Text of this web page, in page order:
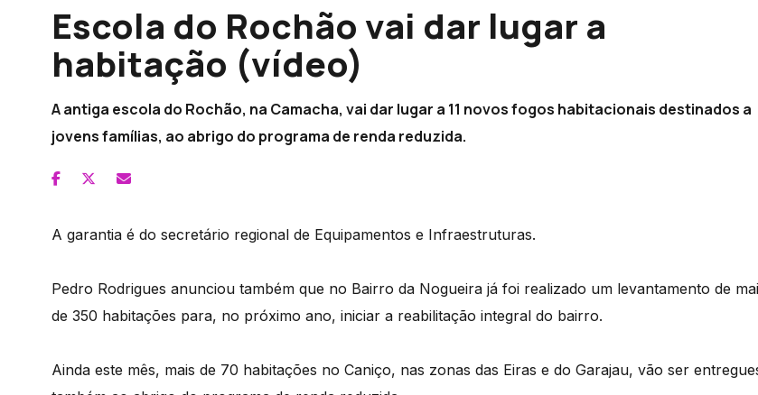
Escola do Rochão vai dar lugar a
habitação (vídeo)
A antiga escola do Rochão, na Camacha, vai dar lugar a 11 novos fogos habitacionais destinados a
jovens famílias, ao abrigo do programa de renda reduzida.
A garantia é do secretário regional de Equipamentos e Infraestruturas.
Pedro Rodrigues anunciou também que no Bairro da Nogueira já foi realizado um levantamento de
de 350 habitações para, no próximo ano, iniciar a reabilitação integral do bairro.
Ainda este mês, mais de 70 habitações no Caniço, nas zonas das Eiras e do Garajau, vão ser